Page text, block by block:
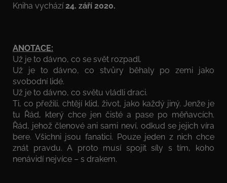
Kniha vychází 24. září 2020.
ANOTACE:
Už je to dávno, co se svět rozpadl.
Už je to dávno, co stvůry běhaly po zemi jako
svobodní lidé.
Už je to dávno, co světu vládli draci.
Ti, co přežili, chtějí klid, život, jako každý jiný. Jenže je
tu Řád, který chce jen čisté a pase po měňavcích.
Řád, jehož členové ani sami neví, odkud se jejich víra
bere. Všichni jsou fanatici. Pouze jeden z nich chce
znát pravdu. A proto musí spojit síly s tím, koho
nenávidí nejvíce – s drakem.